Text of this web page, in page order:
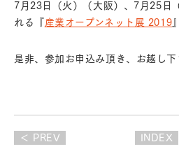
7月23日（火）（大阪）、7月25日
れる『 産業オープンネット展 2019
是非、参加お申込み頂き、お越し下
＜ PREV INDEX